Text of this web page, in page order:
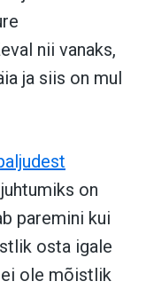
nii vanaks,
ja siis on mul
on
paremini kui
osta igale
ole mõistlik